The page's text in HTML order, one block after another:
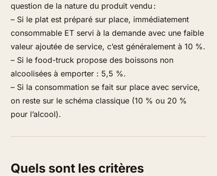
question de la nature du produit vendu :
– Si le plat est préparé sur place, immédiatement
consommable ET servi à la demande avec une faible
valeur ajoutée de service, c’est généralement à 10 %.
– Si le food-truck propose des boissons non
alcoolisées à emporter : 5,5 %.
– Si la consommation se fait sur place avec service,
on reste sur le schéma classique (10 % ou 20 %
pour l’alcool).
Quels sont les critères